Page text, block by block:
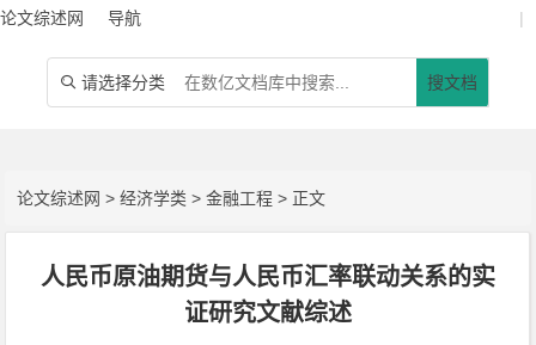
论文综述网 导航 |
 请选择分类 搜文档
论文综述网 >经济学类 >金融工程 > 正文
人民币原油期货与人民币汇率联动关系的实
证研究文献综述